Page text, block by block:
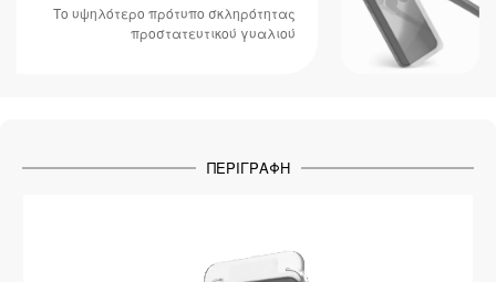
Το υψηλότερο πρότυπο σκληρότητας
προστατευτικού γυαλιού
ΠΕΡΙΓΡΑΦΉ